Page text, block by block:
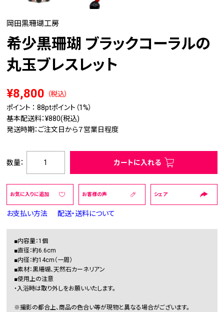
岡田黒珊瑚工房
希少黒珊瑚 ブラックコーラルの
丸玉ブレスレット
¥8,800
（税込）
ポイント ： 88ptポイント（1%）
基本配送料：¥880(税込)
発送時期：ご注文日から７営業日程度
数量： カートに入れる
お気に入りに追加 お客様の声 シェア
お支払い方法 配送・送料について
■内容量：1個
■直径：約6.6cm
■内径：約14cm（一周）
■素材：黒珊瑚、天然石カーネリアン
■使用上の注意
・入浴時は取り外しをお願いいたします。
※撮影の都合上、商品の色合い等が現物と異なる場合がございます。